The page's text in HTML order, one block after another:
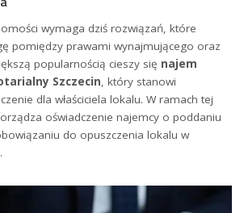
wymaga dziś rozwiązań, które
pomiędzy prawami wynajmującego oraz
popularnością cieszy się najem
Szczecin, który stanowi
dla właściciela lokalu. W ramach tej
oświadczenie najemcy o poddaniu
do opuszczenia lokalu w